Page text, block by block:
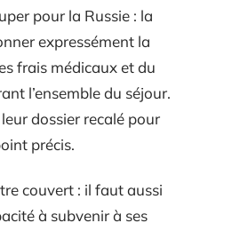
pour la Russie : la
expressément la
frais médicaux et du
l’ensemble du séjour.
dossier recalé pour
précis.
couvert : il faut aussi
à subvenir à ses